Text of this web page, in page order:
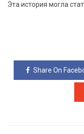
Эта история могла
Share On